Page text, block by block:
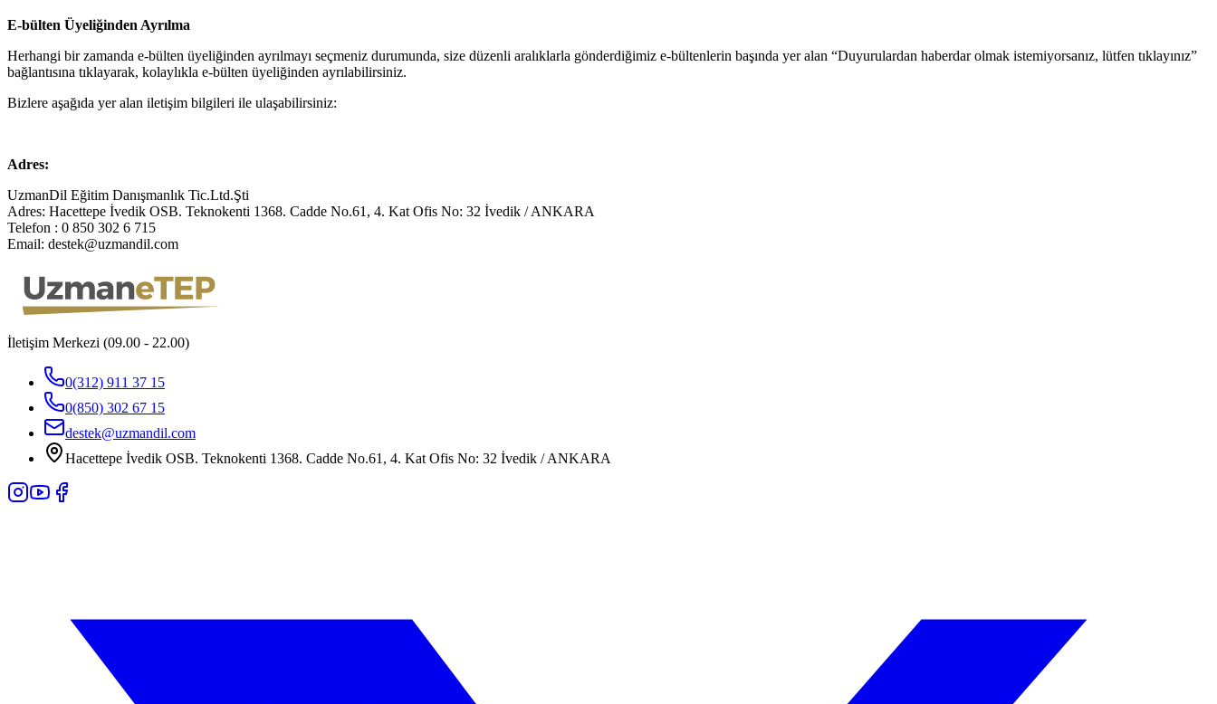
E-bülten Üyeliğinden Ayrılma
Herhangi bir zamanda e-bülten üyeliğinden ayrılmayı seçmeniz durumunda, size düzenli aralıklarla gönderdiğimiz e-bültenlerin başında yer alan “Duyurulardan haberdar olmak istemiyorsanız, lütfen tıklayınız”
bağlantısına tıklayarak, kolaylıkla e-bülten üyeliğinden ayrılabilirsiniz.
Bizlere aşağıda yer alan iletişim bilgileri ile ulaşabilirsiniz:
Adres:
UzmanDil Eğitim Danışmanlık Tic.Ltd.Şti
Adres: Hacettepe İvedik OSB. Teknokenti 1368. Cadde No.61, 4. Kat Ofis No: 32 İvedik / ANKARA
Telefon : 0 850 302 6 715
Email: destek@uzmandil.com
İletişim Merkezi (09.00 - 22.00)
0(312) 911 37 15
0(850) 302 67 15
destek@uzmandil.com
Hacettepe İvedik OSB. Teknokenti 1368. Cadde No.61, 4. Kat Ofis No: 32 İvedik / ANKARA